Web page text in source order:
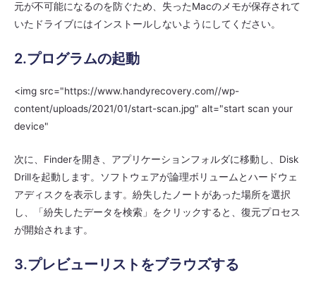
元が不可能になるのを防ぐため、失ったMacのメモが保存されて
いたドライブにはインストールしないようにしてください。
2.プログラムの起動
<img src="https://www.handyrecovery.com//wp-
content/uploads/2021/01/start-scan.jpg" alt="start scan your
device"
次に、Finderを開き、アプリケーションフォルダに移動し、Disk
Drillを起動します。ソフトウェアが論理ボリュームとハードウェ
アディスクを表示します。紛失したノートがあった場所を選択
し、「紛失したデータを検索」をクリックすると、復元プロセス
が開始されます。
3.プレビューリストをブラウズする